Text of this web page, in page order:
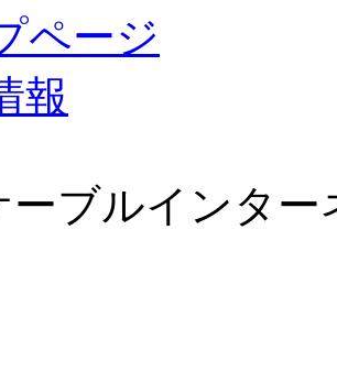
ページ
報
ーブルインター